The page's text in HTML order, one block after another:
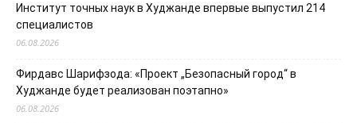
Институт точных наук в Худжанде впервые выпустил 214
специалистов
06.08.2026
Фирдавс Шарифзода: «Проект „Безопасный город“ в
Худжанде будет реализован поэтапно»
06.08.2026